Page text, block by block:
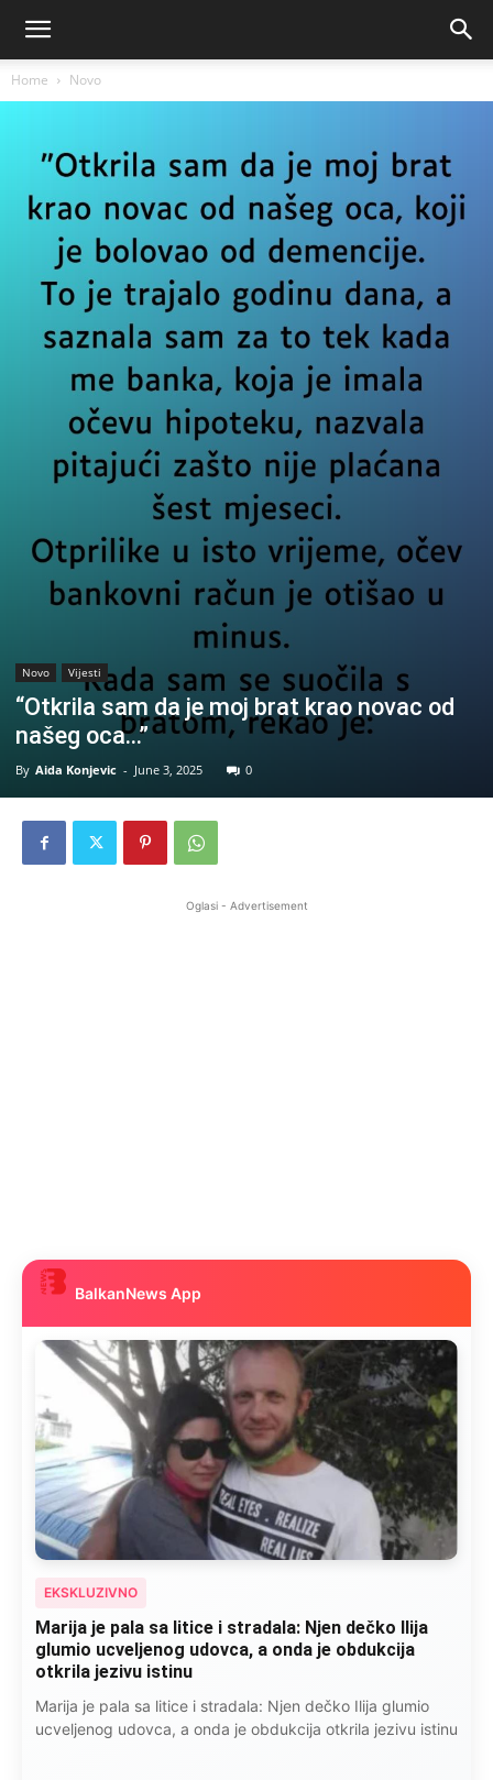
Home Novo
Novo Vijesti
“Otkrila sam da je moj brat krao novac od
našeg oca…”
By Aida Konjevic - June 3, 2025 0
Oglasi - Advertisement
BalkanNews App
EKSKLUZIVNO
Marija je pala sa litice i stradala: Njen dečko Ilija
glumio ucveljenog udovca, a onda je obdukcija
otkrila jezivu istinu
Marija je pala sa litice i stradala: Njen dečko Ilija glumio
ucveljenog udovca, a onda je obdukcija otkrila jezivu istinu